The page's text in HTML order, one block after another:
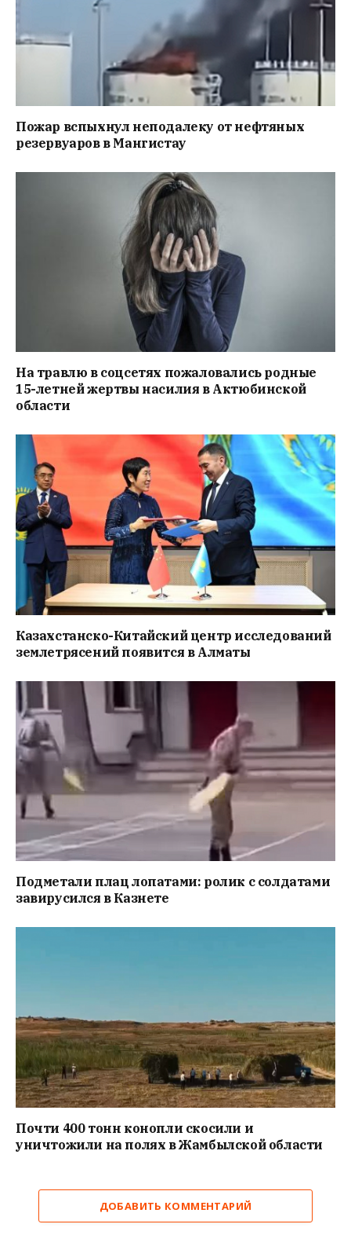
Пожар вспыхнул неподалеку от нефтяных
резервуаров в Мангистау
На травлю в соцсетях пожаловались родные
15-летней жертвы насилия в Актюбинской
области
Казахстанско-Китайский центр исследований
землетрясений появится в Алматы
Подметали плац лопатами: ролик с солдатами
завирусился в Казнете
Почти 400 тонн конопли скосили и
уничтожили на полях в Жамбылской области
ДОБАВИТЬ КОММЕНТАРИЙ